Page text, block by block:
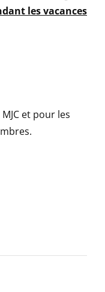
les vacances
et pour les